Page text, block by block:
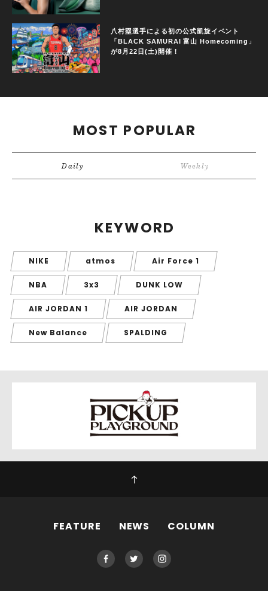
八村塁選手による初の公式凱旋イベント
「BLACK SAMURAI 富山 Homecoming」
が8月22日(土)開催！
MOST POPULAR
Daily Weekly
KEYWORD
NIKE atmos Air Force 1
NBA 3x3 DUNK LOW
AIR JORDAN 1 AIR JORDAN
New Balance SPALDING
FEATURE NEWS COLUMN